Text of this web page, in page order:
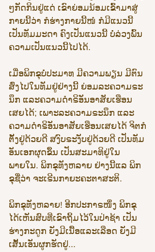
ໆກັດກິນຢູ່ແດ່ ເຂົາຍ່ອມນ້ອມເຂົ້າມາສູ່
ກາຍນີ້ວ່າ ກໍຮ່າງກາຍນີ້ໜໍ ກໍມີແນວນີ້
ເປັນທັມມະດາ ຄົງເປັນແນວນີ້ ບໍ່ລ່ວງພົ້ນ
ຄວາມເປັນແນວນີ້ໄປໄດ້.
ເມື່ອພິກຂຸບໍ່ປະມາທ ມີຄວາມພຽນ ມີຕົນ
ສົ່ງໄປໃນທັມຢູ່ຢ່າງນີ້ ຍ່ອມລະຄວາມຣະ
ນຶກ ແລະຄວາມດຳຣິອັນອາສັຍເຮືອນ
ເສຍໄດ້; ເພາະລະຄວາມຣະນຶກ ແລະ
ຄວາມດຳຣິອັນອາສັຍເຮືອນເສຍໄດ້ ຈິຕກໍ
ຕັ້ງຢູ່ດ້ວຍດີ ສງົບຣະງັບຢູ່ດ້ວຍດີ ເປັນທັມ
ອັນເອກຜຸດຂຶ້ນ ເປັນສະມາທິຢູ່ໃນ
ພາຍໃນ. ພິກຂຸທັງຫລາຍ ຢ່າງນີ້ແລ ພິກ
ຂຸຊື່ວ່າ ຈະເຣີນກາຍະຄະຕາສະຕິ.
ພິກຂຸທັງຫລາຍ! ອີກປະກາຣໜຶ່ງ ພິກຂຸ
ໄດ້ເຫັນສົບທີ່ເຂົາຖິ້ມໄວ້ໃນປ່າຊ້າ ເປັນ
ຮ່າງກະດູກ ຍັງມີເນື້ອແລະເລືອດ ຍັງມີ
ເສັ້ນເອັນຜູກຮັດຢູ່...